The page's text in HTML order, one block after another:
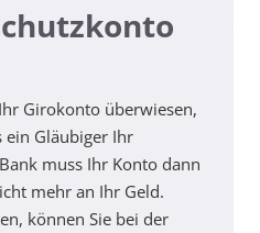
Girokonto überwiesen,
ein Gläubiger Ihr
muss Ihr Konto dann
mehr an Ihr Geld.
können Sie bei der